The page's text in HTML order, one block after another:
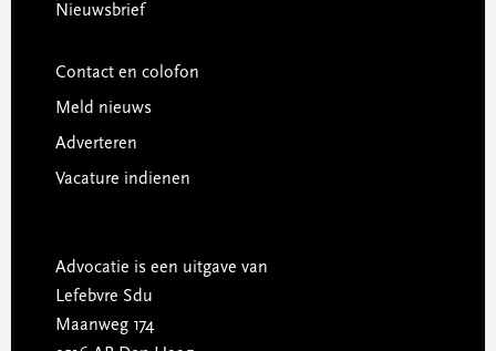
Nieuwsbrief
Contact en colofon
Meld nieuws
Adverteren
Vacature indienen
Advocatie is een uitgave van
Lefebvre Sdu
Maanweg 174